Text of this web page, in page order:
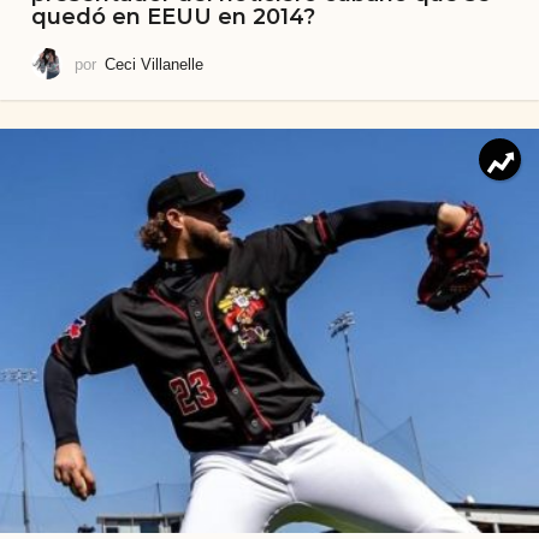
quedó en EEUU en 2014?
por Ceci Villanelle